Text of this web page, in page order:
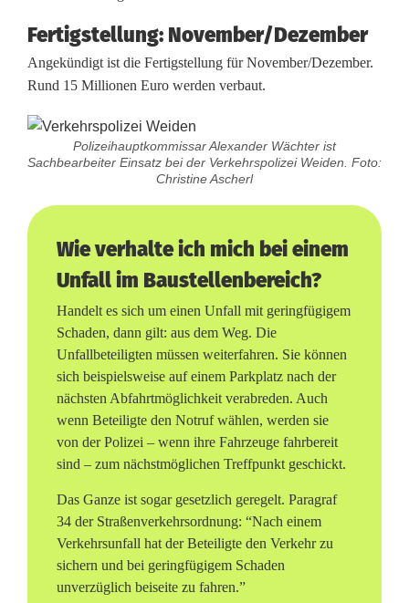
Fertigstellung: November/Dezember
Angekündigt ist die Fertigstellung für November/Dezember.
Rund 15 Millionen Euro werden verbaut.
Polizeihauptkommissar Alexander Wächter ist
Sachbearbeiter Einsatz bei der Verkehrspolizei Weiden. Foto:
Christine Ascherl
Wie verhalte ich mich bei einem
Unfall im Baustellenbereich?
Handelt es sich um einen Unfall mit geringfügigem
Schaden, dann gilt: aus dem Weg. Die
Unfallbeteiligten müssen weiterfahren. Sie können
sich beispielsweise auf einem Parkplatz nach der
nächsten Abfahrtmöglichkeit verabreden. Auch
wenn Beteiligte den Notruf wählen, werden sie
von der Polizei – wenn ihre Fahrzeuge fahrbereit
sind – zum nächstmöglichen Treffpunkt geschickt.
Das Ganze ist sogar gesetzlich geregelt. Paragraf
34 der Straßenverkehrsordnung: “Nach einem
Verkehrsunfall hat der Beteiligte den Verkehr zu
sichern und bei geringfügigem Schaden
unverzüglich beiseite zu fahren.”